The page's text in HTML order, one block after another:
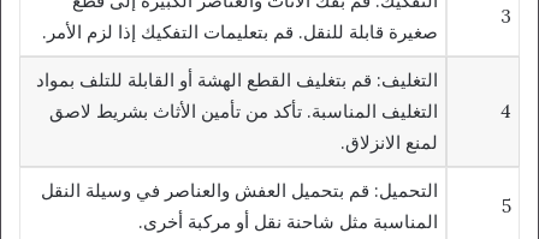
3
صغيرة قابلة للنقل. قم بتعليمات التفكيك إذا لزم الأمر.
4
التغليف: قم بتغليف القطع الهشة أو القابلة للتلف بمواد
التغليف المناسبة. تأكد من تأمين الأثاث بشريط لاصق
لمنع الانزلاق.
5
التحميل: قم بتحميل العفش والعناصر في وسيلة النقل
المناسبة مثل شاحنة نقل أو مركبة أخرى.